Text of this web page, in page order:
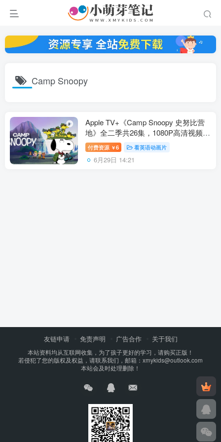
Camp Snoopy
Apple TV+《Camp Snoopy 史努比营
地》全二季共26集，1080P高清视频带
中英文字幕，百度云网盘下载！
付费资源 ￥6 看英语动画片
6月29日 14:21
友链申请 免责声明 广告合作 关于我们
本站资料均从互联网收集，为了孩子更好的学习，请购买正版！
若侵犯了您的版权及权益，请联系我们，邮箱：xmykids@outlook.com
本站会及时处理删除！